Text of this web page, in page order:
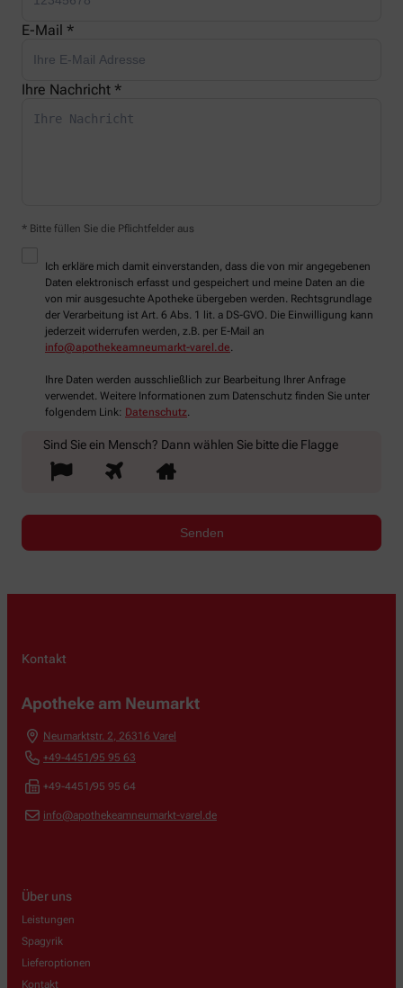
E-Mail *
Ihre Nachricht *
* Bitte füllen Sie die Pflichtfelder aus
Ich erkläre mich damit einverstanden, dass die von mir angegebenen
Daten elektronisch erfasst und gespeichert und meine Daten an die
von mir ausgesuchte Apotheke übergeben werden. Rechtsgrundlage
der Verarbeitung ist Art. 6 Abs. 1 lit. a DS-GVO. Die Einwilligung kann
jederzeit widerrufen werden, z.B. per E-Mail an
info@apothekeamneumarkt-varel.de.
Ihre Daten werden ausschließlich zur Bearbeitung Ihrer Anfrage
verwendet. Weitere Informationen zum Datenschutz finden Sie unter
folgendem Link: Datenschutz.
Sind Sie ein Mensch? Dann wählen Sie bittedie Flagge
Kontakt
Apotheke am Neumarkt
Neumarktstr. 2, 26316 Varel
+49-4451/95 95 63
+49-4451/95 95 64
info@apothekeamneumarkt-varel.de
Über uns
Leistungen
Spagyrik
Lieferoptionen
Kontakt